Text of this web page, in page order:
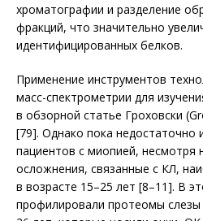
хроматографии и разделение
фракций, что значительно
идентифицированных белков.
Применение инструментов
масс-спектрометрии для
в обзорной статье Гроховски
[79]. Однако пока недостаточно
пациентов с миопией, несмотря
осложнения, связанные с КЛ,
в возрасте 15–25 лет [8–11]. В
профилировали протеомы слезы